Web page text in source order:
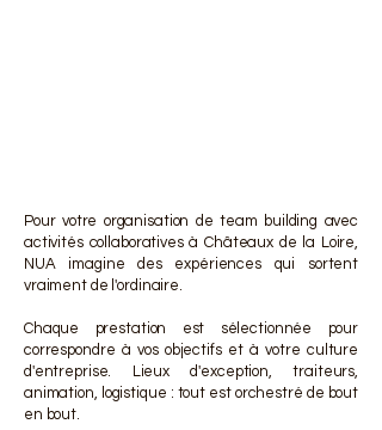
Pour votre organisation de team building avec
activités collaboratives à Châteaux de la Loire,
NUA imagine des expériences qui sortent
vraiment de l'ordinaire.
Chaque prestation est sélectionnée pour
correspondre à vos objectifs et à votre culture
d'entreprise. Lieux d'exception, traiteurs,
animation, logistique : tout est orchestré de bout
en bout.